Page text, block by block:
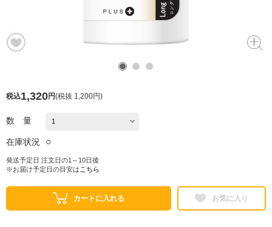
税込1,320円(税抜 1,200円)
数 量
在庫状況 ○
発送予定日 注文日の1～10日後
※お届け予定日の目安は こちら
カートに入れる お気に入り